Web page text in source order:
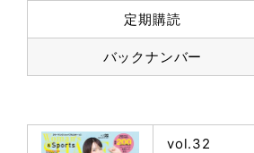
定期購読
バックナンバー
vol.32